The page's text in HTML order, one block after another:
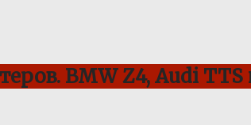
BMW Z4, Audi